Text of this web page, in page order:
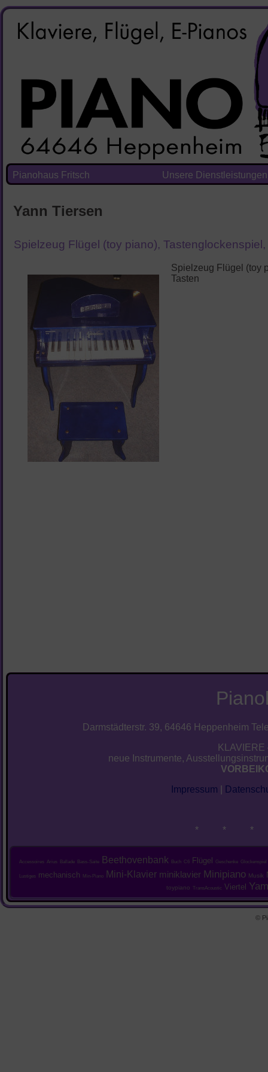
Pianohaus Fritsch Unsere Dienstleistungen
Yann Tiersen
Spielzeug Flügel (toy piano),
Spielzeug Flügel (toy
Tasten
Darmstädterstr. 39, 64646 Heppenheim
neue Instrumente,
Impressum
* * *
Accessoires Arius Ballade Bass-Saite Beethovenbank Buch C6 Flügel Geschenke Glockenspiel
Lustiges mechanisch Min-Piano Mini-Klavier miniklavier Minipiano Musik
toypiano TransAcoustic Viertel
©